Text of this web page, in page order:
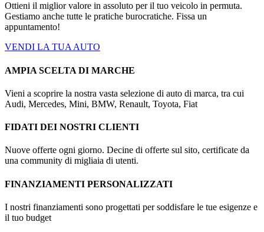
Ottieni il miglior valore in assoluto per il tuo veicolo in permuta.
Gestiamo anche tutte le pratiche burocratiche. Fissa un
appuntamento!
VENDI LA TUA AUTO
AMPIA SCELTA DI MARCHE
Vieni a scoprire la nostra vasta selezione di auto di marca, tra cui
Audi, Mercedes, Mini, BMW, Renault, Toyota, Fiat
FIDATI DEI NOSTRI CLIENTI
Nuove offerte ogni giorno. Decine di offerte sul sito, certificate da
una community di migliaia di utenti.
FINANZIAMENTI PERSONALIZZATI
I nostri finanziamenti sono progettati per soddisfare le tue esigenze e
il tuo budget